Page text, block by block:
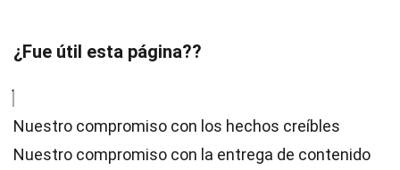
¿Fue útil esta página??
Nuestro compromiso con los hechos creíbles
Nuestro compromiso con la entrega de contenido